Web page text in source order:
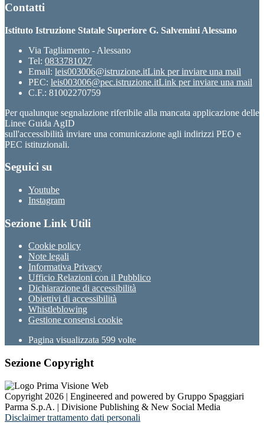
Contatti
Istituto Istruzione Statale Superiore G. Salvemini Alessano
Via Tagliamento - Alessano
Tel: 0833781027
Email: leis003006@istruzione.itLink per inviare una mail
PEC: leis003006@pec.istruzione.itLink per inviare una mail
C.F.: 81002270759
Per qualunque segnalazione riferibile alla mancata applicazione delle
Linee Guida AgID
sull'accessibilità inviare una comunicazione agli indirizzi PEO e
PEC istituzionali.
Seguici su
Youtube
Instagram
Sezione Link Utili
Cookie policy
Note legali
Informativa Privacy
Ufficio Relazioni con il Pubblico
Dichiarazione di accessibilità
Obiettivi di accessibilità
Whistleblowing
Gestione consensi cookie
Pagina visualizzata 599 volte
Sezione Copyright
Copyright 2026 | Engineered and powered by Gruppo Spaggiari
Parma S.p.A. | Divisione Publishing & New Social Media
Disclaimer trattamento dati personali